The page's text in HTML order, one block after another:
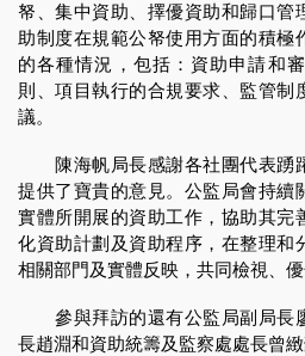
帑、集中資助、擇優資助和歸口管
助制度在規範公帑使用方面的積極
的各種情況，包括：資助申請和
則、項目執行的合規要求、監管制
議。
陳海帆局長感謝各社團代表踴
提供了寶貴的意見。公監局會持續
實體所開展的資助工作，協助其完
化資助計劃及資助程序，在整理和
相關部門及實體反映，共同檢視、
參與拜訪的還有公監局副局長
長趙淵和資助統籌及監察處處長曾緻